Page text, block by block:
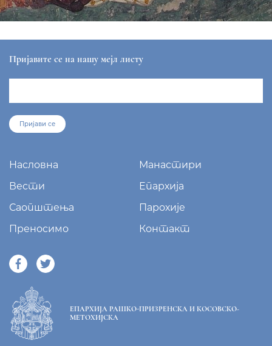
Пријавите се на нашу мејл листу
Пријави се
Насловна
Манастири
Вести
Епархија
Саопштења
Парохије
Преносимо
Контакт
ЕПАРХИЈА РАШКО-ПРИЗРЕНСКА И КОСОВСКО-
МЕТОХИЈСКА